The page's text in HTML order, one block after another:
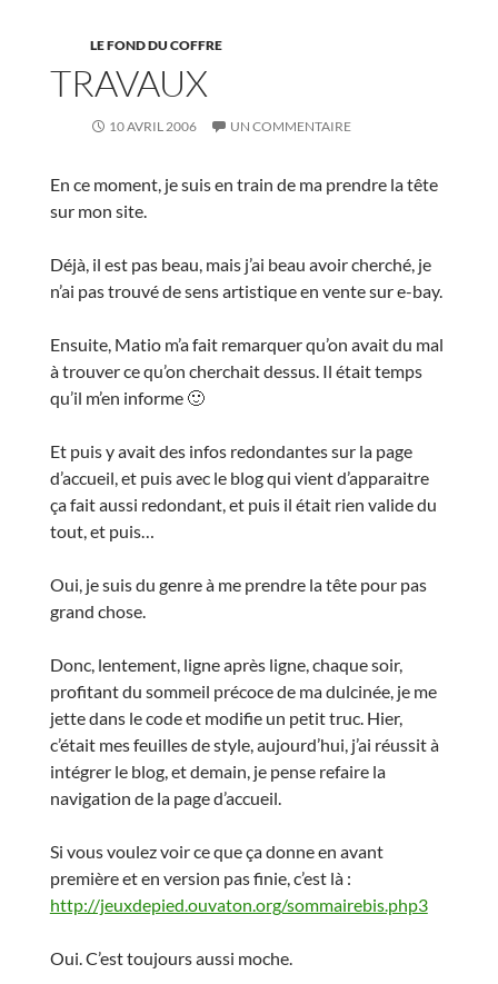
LE FOND DU COFFRE
TRAVAUX
10 AVRIL 2006 UN COMMENTAIRE
En ce moment, je suis en train de ma prendre la tête
sur mon site.
Déjà, il est pas beau, mais j’ai beau avoir cherché, je
n’ai pas trouvé de sens artistique en vente sur e-bay.
Ensuite, Matio m’a fait remarquer qu’on avait du mal
à trouver ce qu’on cherchait dessus. Il était temps
qu’il m’en informe 🙂
Et puis y avait des infos redondantes sur la page
d’accueil, et puis avec le blog qui vient d’apparaitre
ça fait aussi redondant, et puis il était rien valide du
tout, et puis…
Oui, je suis du genre à me prendre la tête pour pas
grand chose.
Donc, lentement, ligne après ligne, chaque soir,
profitant du sommeil précoce de ma dulcinée, je me
jette dans le code et modifie un petit truc. Hier,
c’était mes feuilles de style, aujourd’hui, j’ai réussit à
intégrer le blog, et demain, je pense refaire la
navigation de la page d’accueil.
Si vous voulez voir ce que ça donne en avant
première et en version pas finie, c’est là :
http://jeuxdepied.ouvaton.org/sommairebis.php3
Oui. C’est toujours aussi moche.